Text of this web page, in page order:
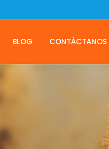
BLOG CONTÁCTANOS